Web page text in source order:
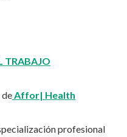
TRABAJO
deAffor| Health
profesional